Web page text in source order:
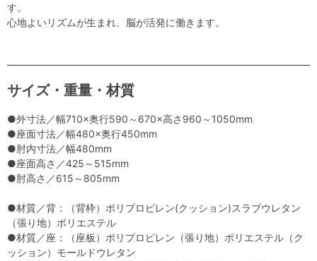
す。
心地よいリズムが生まれ、脳が活発に働きます。
サイズ・重量・材質
●外寸法／幅710×奥行590～670×高さ960～1050mm
●座面寸法／幅480×奥行450mm
●肘内寸法／幅480mm
●座面高さ／425～515mm
●肘高さ／615～805mm
●材質／背：（背枠）ポリプロピレン(クッション)スラブウレタン
（張り地）ポリエステル
●材質／座：（座板）ポリプロピレン（張り地）ポリエステル（ク
ッション）モールドウレタン